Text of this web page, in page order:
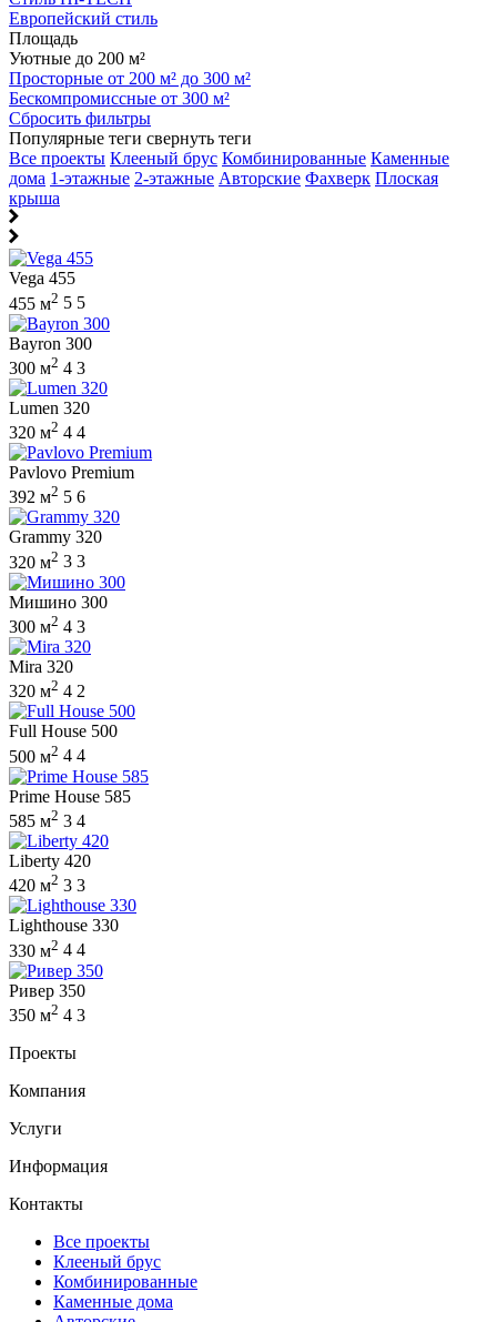
Европейский стиль
Площадь
Уютные до 200 м²
Просторные от 200 м² до 300 м²
Бескомпромиссные от 300 м²
Сбросить фильтры
Популярные теги свернуть теги
Все проекты Клееный брус Комбинированные Каменные
дома 1-этажные 2-этажные Авторские Фахверк Плоская
крыша
Vega 455
455 м2 5 5
Bayron 300
300 м2 4 3
Lumen 320
320 м2 4 4
Pavlovo Premium
392 м2 5 6
Grammy 320
320 м2 3 3
Мишино 300
300 м2 4 3
Mira 320
320 м2 4 2
Full House 500
500 м2 4 4
Prime House 585
585 м2 3 4
Liberty 420
420 м2 3 3
Lighthouse 330
330 м2 4 4
Ривер 350
350 м2 4 3
Проекты
Компания
Услуги
Информация
Контакты
Все проекты
Клееный брус
Комбинированные
Каменные дома